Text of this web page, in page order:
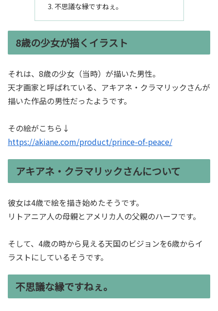
不思議な縁ですねぇ。
8歳の少女が描くイラスト
それは、8歳の少女（当時）が描いた男性。
天才画家と呼ばれている、アキアネ・クラマリックさんが
描いた作品の男性だったようです。
その絵がこちら↓
https://akiane.com/product/prince-of-peace/
アキアネ・クラマリックさんについて
彼女は4歳で絵を描き始めたそうです。
リトアニア人の母親とアメリカ人の父親のハーフです。
そして、4歳の時から見える天国のビジョンを6歳からイ
ラストにしているそうです。
不思議な縁ですねぇ。